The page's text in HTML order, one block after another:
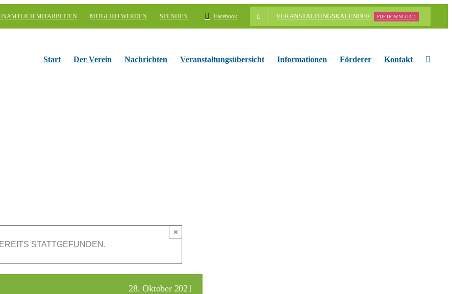
MITARBEITEN MITGLIED WERDEN SPENDEN Facebook VERANSTALTUNGSKALENDER PDF DOWNLOAD
Start Der Verein Nachrichten Veranstaltungsübersicht Informationen Förderer Kontakt
STATTGEFUNDEN.
×
28. Oktober 2021